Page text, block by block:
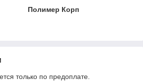
Полимер Корп
только по предоплате.